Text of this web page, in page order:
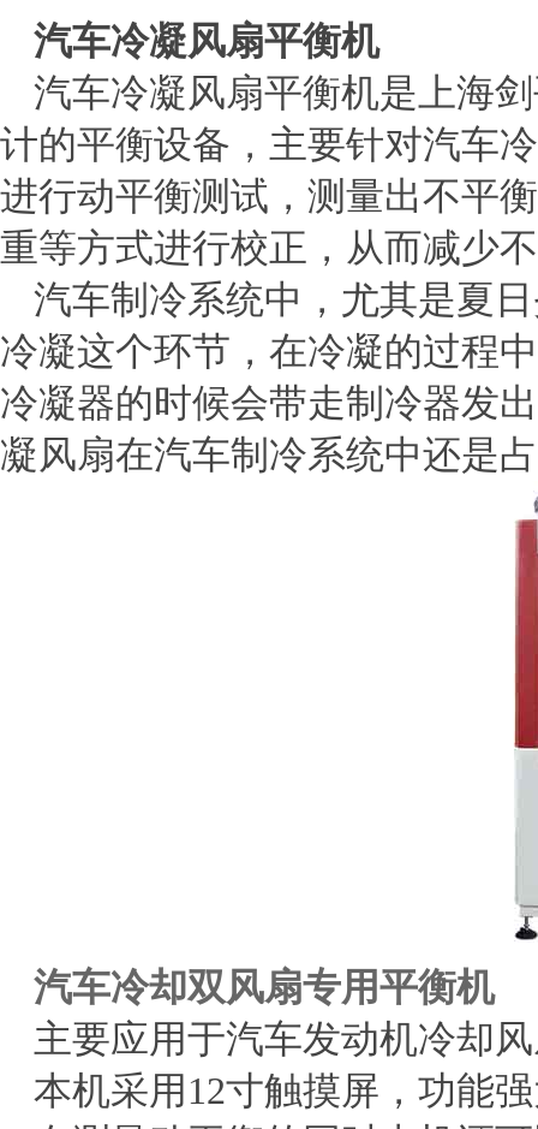
汽车冷凝风扇平衡机
汽车冷凝风扇平衡机是上海
计的平衡设备，主要针对汽车
进行动平衡测试，测量出不平
重等方式进行校正，从而减少
汽车制冷系统中，尤其是夏
冷凝这个环节，在冷凝的过程
冷凝器的时候会带走制冷器发
凝风扇在汽车制冷系统中还是
汽车冷却双风扇专用平衡机
主要应用于汽车发动机冷却
本机采用 12寸触摸屏，功能